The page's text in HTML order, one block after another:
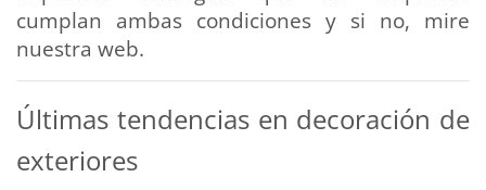
cumplan ambas condiciones y si no, mire
nuestra web.
Últimas tendencias en decoración de
exteriores